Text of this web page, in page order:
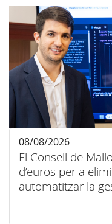
El Consell de
d’euros per a
automatitzar la
08/08/2026